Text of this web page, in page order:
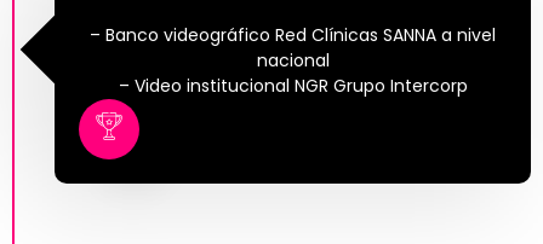
– Banco videográfico Red Clínicas SANNA a nivel
nacional
– Video institucional NGR Grupo Intercorp